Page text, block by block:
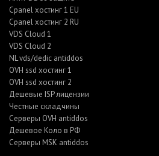
Cpanel хостинг 1 EU
Cpanel хостинг 2 RU
VDS Cloud 1
VDS Cloud 2
NL vds/dedic antiddos
OVH ssd хостинг 1
OVH ssd хостинг 2
Дешевые ISP лицензии
Честные складчины
Серверы OVH antiddos
Дешевое Коло в РФ
Серверы MSK antiddos